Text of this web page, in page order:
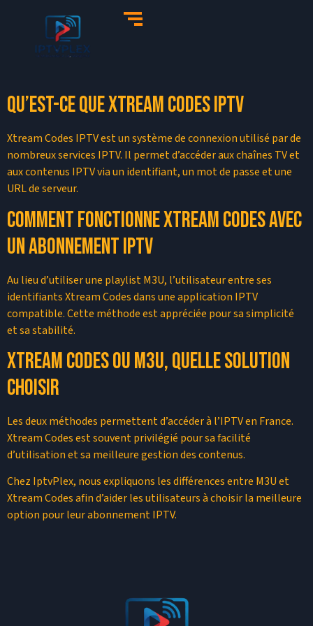
Qu’est-ce que Xtream Codes IPTV
Xtream Codes IPTV est un système de connexion utilisé par de
nombreux services IPTV. Il permet d’accéder aux chaînes TV et
aux contenus IPTV via un identifiant, un mot de passe et une
URL de serveur.
Comment fonctionne Xtream Codes avec
un abonnement IPTV
Au lieu d’utiliser une playlist M3U, l’utilisateur entre ses
identifiants Xtream Codes dans une application IPTV
compatible. Cette méthode est appréciée pour sa simplicité
et sa stabilité.
Xtream Codes ou M3U, quelle solution
choisir
Les deux méthodes permettent d’accéder à l’IPTV en France.
Xtream Codes est souvent privilégié pour sa facilité
d’utilisation et sa meilleure gestion des contenus.
Chez IptvPlex, nous expliquons les différences entre M3U et
Xtream Codes afin d’aider les utilisateurs à choisir la meilleure
option pour leur abonnement IPTV.